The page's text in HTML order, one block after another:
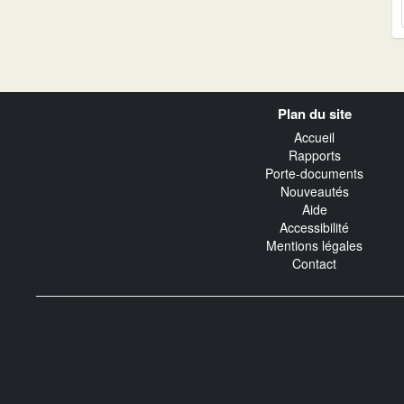
Plan du site
Accueil
Rapports
Porte-documents
Nouveautés
Aide
Accessibilité
Mentions légales
Contact